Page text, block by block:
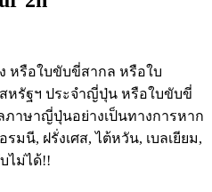
รือใบขับขี่สากล หรือใบ
หรัฐฯ ประจำญี่ปุ่น หรือใบขับขี่
าษาญี่ปุ่นอย่างเป็นทางการหาก
มนี, ฝรั่งเศส, ไต้หวัน, เบลเยียม,
ไม่ได้!!